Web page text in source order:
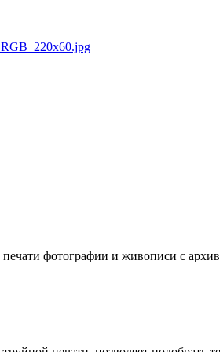
фотографии и живописи с